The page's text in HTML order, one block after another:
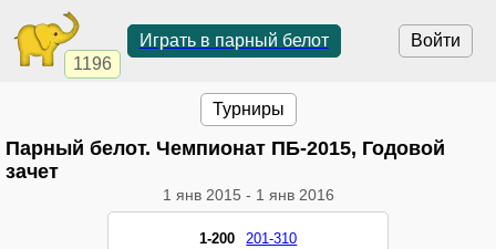
1196
Войти
Играть в парный белот
Турниры
Парный белот. Чемпионат ПБ-2015, Годовой
зачет
1 янв 2015 - 1 янв 2016
1-200 201-310